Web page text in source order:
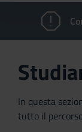
In questa
tutto il